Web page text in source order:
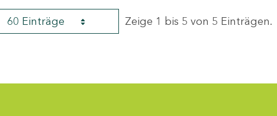
60 Einträge Zeige 1 bis 5 von 5 Einträgen.